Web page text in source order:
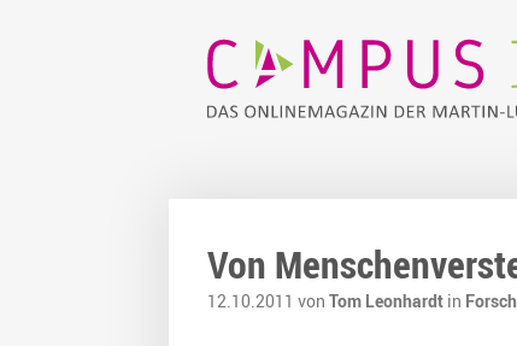
Von
12.10.2011 von Tom Leonhardt in